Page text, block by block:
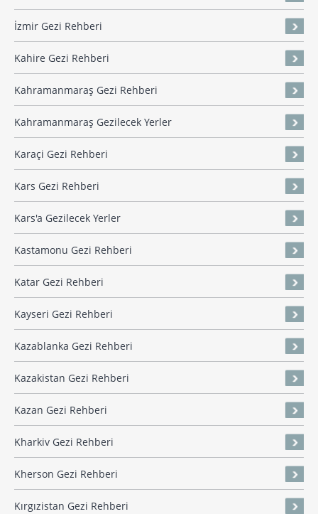
İzmir Gezi Rehberi
Kahire Gezi Rehberi
Kahramanmaraş Gezi Rehberi
Kahramanmaraş Gezilecek Yerler
Karaçi Gezi Rehberi
Kars Gezi Rehberi
Kars'a Gezilecek Yerler
Kastamonu Gezi Rehberi
Katar Gezi Rehberi
Kayseri Gezi Rehberi
Kazablanka Gezi Rehberi
Kazakistan Gezi Rehberi
Kazan Gezi Rehberi
Kharkiv Gezi Rehberi
Kherson Gezi Rehberi
Kırgızistan Gezi Rehberi